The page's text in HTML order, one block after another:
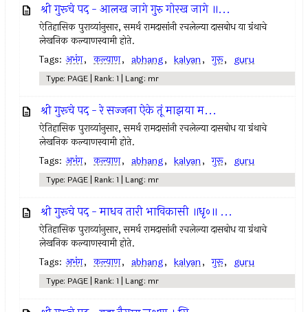
श्री गुरूचे पद - आलख जागे गुरु गोरख जागे ॥...
ऐतिहासिक पुराव्यांनुसार, समर्थ रामदासांनी रचलेल्या दासबोध या ग्रंथाचे
लेखनिक कल्याणस्वामी होते.
Tags: अभंग, कल्याण, abhang, kalyan, गुरू, guru
Type: PAGE | Rank: 1 | Lang: mr
श्री गुरूचे पद - रे सज्जना ऐके तूं माझया म...
ऐतिहासिक पुराव्यांनुसार, समर्थ रामदासांनी रचलेल्या दासबोध या ग्रंथाचे
लेखनिक कल्याणस्वामी होते.
Tags: अभंग, कल्याण, abhang, kalyan, गुरू, guru
Type: PAGE | Rank: 1 | Lang: mr
श्री गुरूचे पद - माधव तारी भाविकासी ॥धृ०॥ ...
ऐतिहासिक पुराव्यांनुसार, समर्थ रामदासांनी रचलेल्या दासबोध या ग्रंथाचे
लेखनिक कल्याणस्वामी होते.
Tags: अभंग, कल्याण, abhang, kalyan, गुरू, guru
Type: PAGE | Rank: 1 | Lang: mr